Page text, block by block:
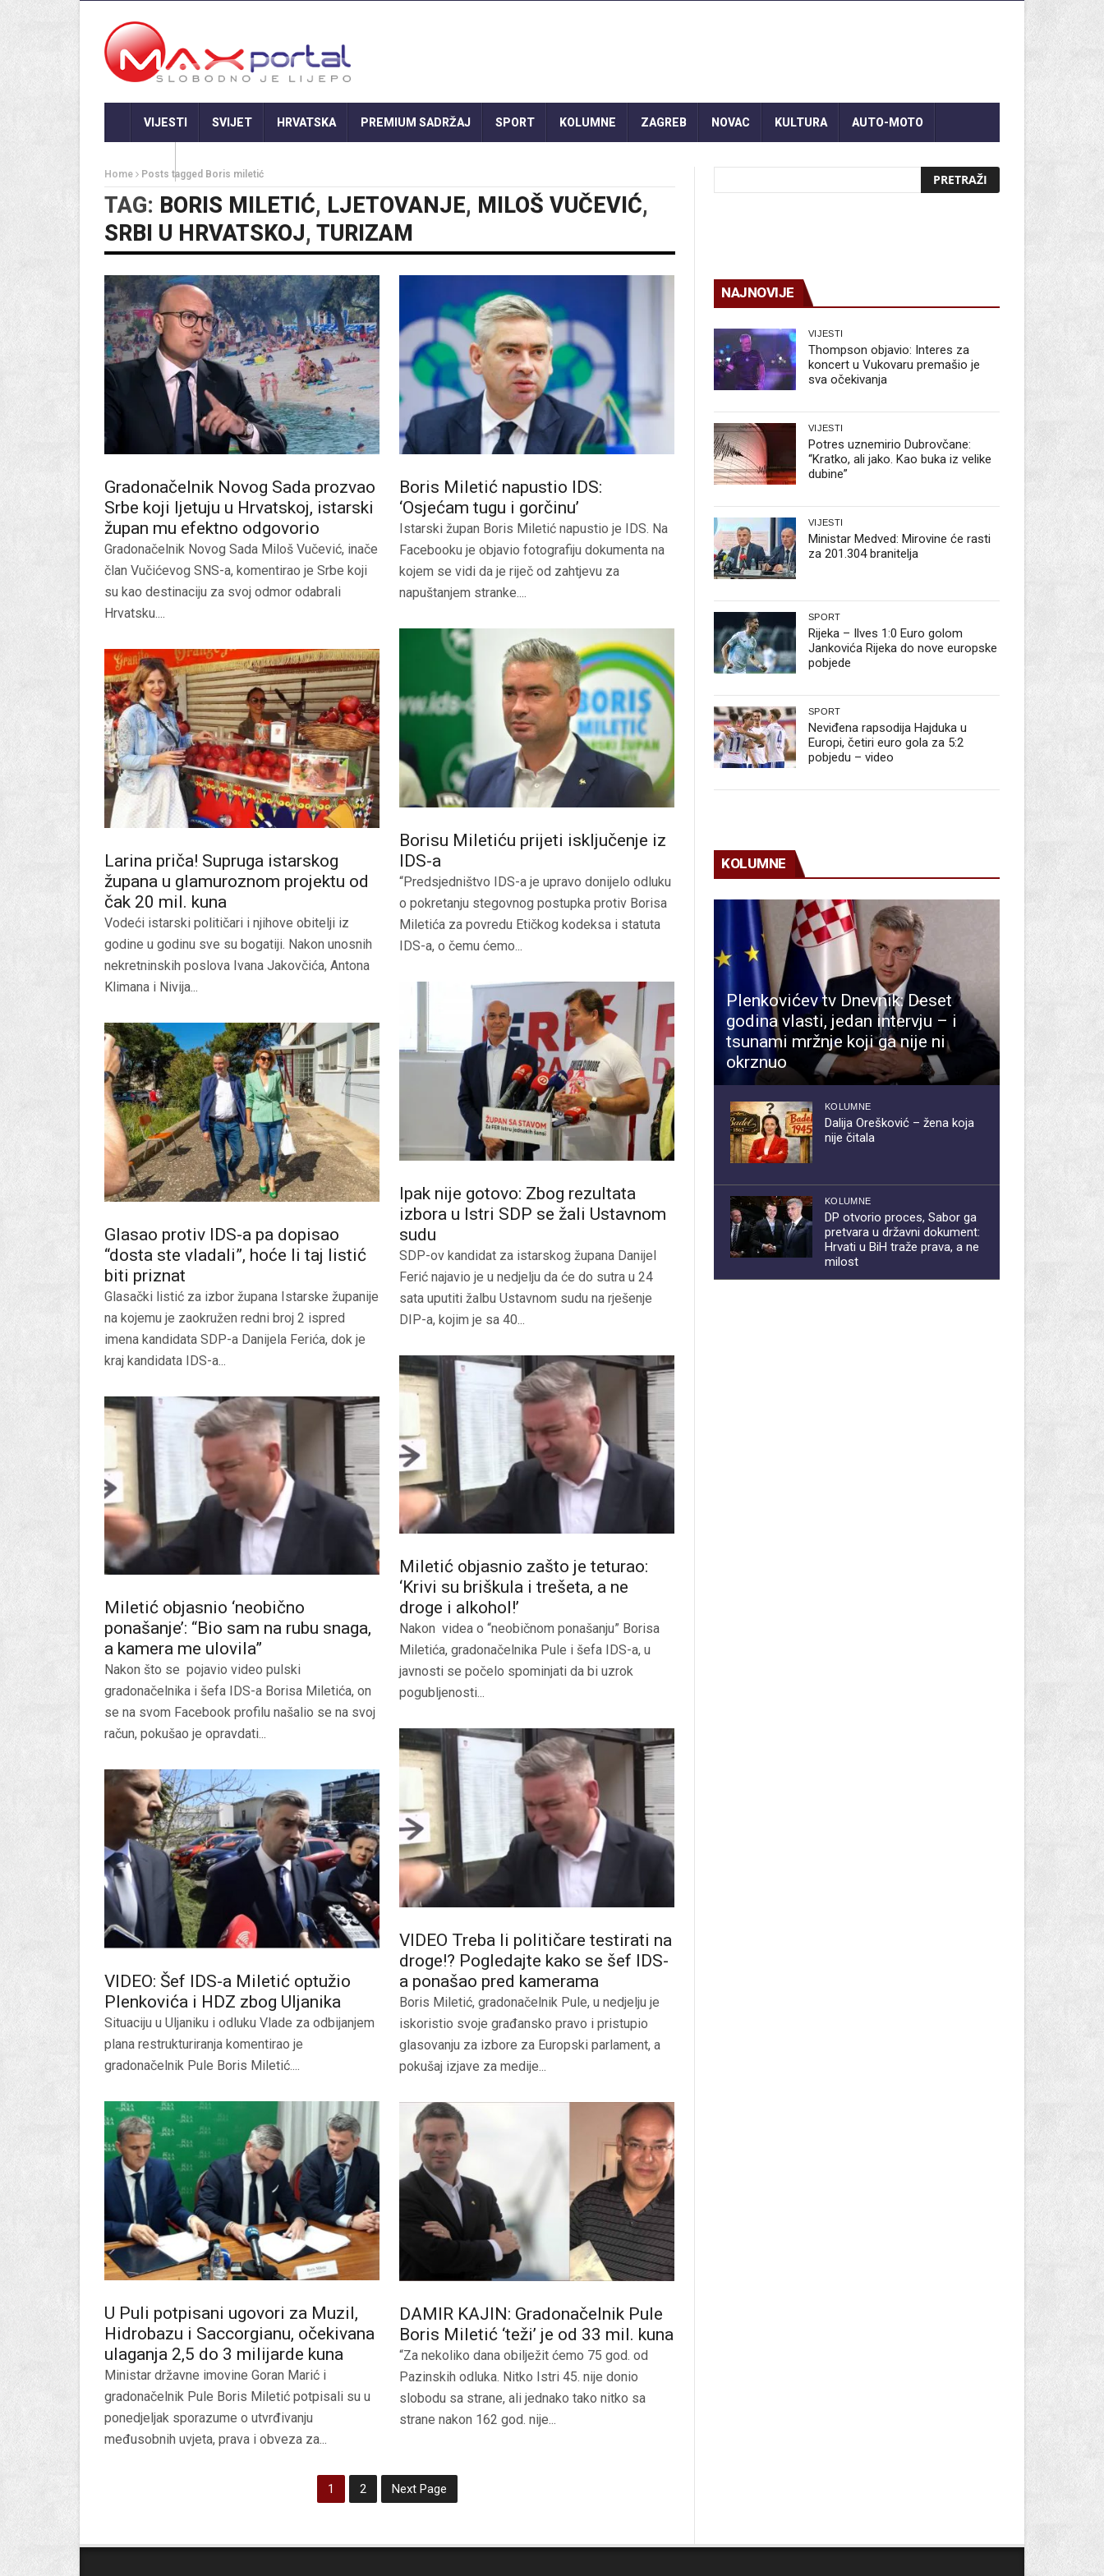
VIJESTI SVIJET HRVATSKA PREMIUM SADRŽAJ SPORT KOLUMNE ZAGREB NOVAC KULTURA AUTO-MOTO
Home Posts tagged Boris miletić
TAG: BORIS MILETIĆ, LJETOVANJE, MILOŠ VUČEVIĆ,
SRBI U HRVATSKOJ, TURIZAM
Gradonačelnik Novog Sada prozvao
Srbe koji ljetuju u Hrvatskoj, istarski
župan mu efektno odgovorio
Gradonačelnik Novog Sada Miloš Vučević, inače
član Vučićevog SNS-a, komentirao je Srbe koji
su kao destinaciju za svoj odmor odabrali
Hrvatsku....
Boris Miletić napustio IDS:
‘Osjećam tugu i gorčinu’
Istarski župan Boris Miletić napustio je IDS. Na
Facebooku je objavio fotografiju dokumenta na
kojem se vidi da je riječ od zahtjevu za
napuštanjem stranke....
Borisu Miletiću prijeti isključenje iz
IDS-a
“Predsjedništvo IDS-a je upravo donijelo odluku
o pokretanju stegovnog postupka protiv Borisa
Miletića za povredu Etičkog kodeksa i statuta
IDS-a, o čemu ćemo...
Larina priča! Supruga istarskog
župana u glamuroznom projektu od
čak 20 mil. kuna
Vodeći istarski političari i njihove obitelji iz
godine u godinu sve su bogatiji. Nakon unosnih
nekretninskih poslova Ivana Jakovčića, Antona
Klimana i Nivija...
Ipak nije gotovo: Zbog rezultata
izbora u Istri SDP se žali Ustavnom
sudu
SDP-ov kandidat za istarskog župana Danijel
Ferić najavio je u nedjelju da će do sutra u 24
sata uputiti žalbu Ustavnom sudu na rješenje
DIP-a, kojim je sa 40...
Glasao protiv IDS-a pa dopisao
“dosta ste vladali”, hoće li taj listić
biti priznat
Glasački listić za izbor župana Istarske županije
na kojemu je zaokružen redni broj 2 ispred
imena kandidata SDP-a Danijela Ferića, dok je
kraj kandidata IDS-a...
Miletić objasnio zašto je teturao:
‘Krivi su briškula i trešeta, a ne
droge i alkohol!’
Nakon videa o “neobičnom ponašanju” Borisa
Miletića, gradonačelnika Pule i šefa IDS-a, u
javnosti se počelo spominjati da bi uzrok
pogubljenosti...
Miletić objasnio ‘neobično
ponašanje’: “Bio sam na rubu snaga,
a kamera me ulovila”
Nakon što se pojavio video pulski
gradonačelnika i šefa IDS-a Borisa Miletića, on
se na svom Facebook profilu našalio se na svoj
račun, pokušao je opravdati...
VIDEO Treba li političare testirati na
droge!? Pogledajte kako se šef IDS-
a ponašao pred kamerama
Boris Miletić, gradonačelnik Pule, u nedjelju je
iskoristio svoje građansko pravo i pristupio
glasovanju za izbore za Europski parlament, a
pokušaj izjave za medije...
VIDEO: Šef IDS-a Miletić optužio
Plenkovića i HDZ zbog Uljanika
Situaciju u Uljaniku i odluku Vlade za odbijanjem
plana restrukturiranja komentirao je
gradonačelnik Pule Boris Miletić....
U Puli potpisani ugovori za Muzil,
Hidrobazu i Saccorgianu, očekivana
ulaganja 2,5 do 3 milijarde kuna
Ministar državne imovine Goran Marić i
gradonačelnik Pule Boris Miletić potpisali su u
ponedjeljak sporazume o utvrđivanju
međusobnih uvjeta, prava i obveza za...
DAMIR KAJIN: Gradonačelnik Pule
Boris Miletić ‘teži’ je od 33 mil. kuna
“Za nekoliko dana obilježit ćemo 75 god. od
Pazinskih odluka. Nitko Istri 45. nije donio
slobodu sa strane, ali jednako tako nitko sa
strane nakon 162 god. nije...
1 2 Next Page
NAJNOVIJE
VIJESTI
Thompson objavio: Interes za
koncert u Vukovaru premašio je
sva očekivanja
VIJESTI
Potres uznemirio Dubrovčane:
“Kratko, ali jako. Kao buka iz velike
dubine”
VIJESTI
Ministar Medved: Mirovine će rasti
za 201.304 branitelja
SPORT
Rijeka – Ilves 1:0 Euro golom
Jankovića Rijeka do nove europske
pobjede
SPORT
Neviđena rapsodija Hajduka u
Europi, četiri euro gola za 5:2
pobjedu – video
KOLUMNE
Plenkovićev tv Dnevnik: Deset
godina vlasti, jedan intervju – i
tsunami mržnje koji ga nije ni
okrznuo
KOLUMNE
Dalija Orešković – žena koja
nije čitala
KOLUMNE
DP otvorio proces, Sabor ga
pretvara u državni dokument:
Hrvati u BiH traže prava, a ne
milost